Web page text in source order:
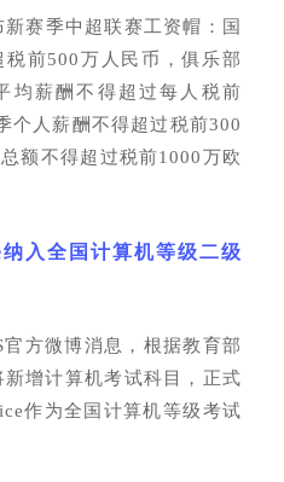
赛季中超联赛工资帽：国
前500万人民币，俱乐部
均薪酬不得超过每人税前
个人薪酬不得超过税前300
额不得超过税前1000万欧
入全国计算机等级二级
官方微博消息，根据教育部
增计算机考试科目，正式
作为全国计算机等级考试